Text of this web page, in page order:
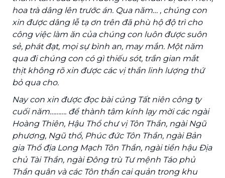
hoa trà dâng lên trước án. Qua năm… , chúng con
xin được dâng lễ tạ ơn trên đã phù hộ độ trì cho
công việc làm ăn của chúng con luôn được suôn
sẻ, phát đạt, mọi sự bình an, may mắn. Một năm
qua đi chúng con có gì thiếu sót, trần gian mắt
thịt không rõ xin được các vị thần linh lượng thứ
bỏ qua cho.
Nay con xin được đọc bài cúng Tất niên công ty
cuối năm………. để thành tâm kính lạy mời các ngài
Hoàng Thiên, Hậu Thổ chư vị Tôn Thần, ngài Ngũ
phương, Ngũ thổ, Phúc đức Tôn Thần, ngài Bản
gia Thổ địa Long Mạch Tôn Thần, ngài tiền hậu Địa
chủ Tài Thần, ngài Đông trù Tư mệnh Táo phủ
Thần quân và các Tôn thần cai quản trong khu